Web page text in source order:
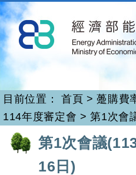
跳
到
主
要
內
再生能源
目前位置： 首頁 > 躉購費
114年度審定會 >第1次會
第1次會議
16日)